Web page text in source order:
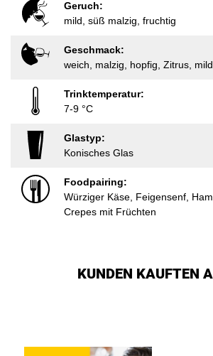
Geruch:
mild, süß malzig, fruchtig
Geschmack:
weich, malzig, hopfig, Zitrus, mild
Trinktemperatur:
7-9 °C
Glastyp:
Konisches Glas
Foodpairing:
Würziger Käse, Feigensenf,
Crepes mit Früchten
KUNDEN KAUFTEN